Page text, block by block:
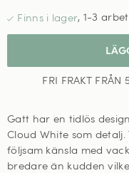
, 1-3
FRI FRAKT
Gatt har en tidlös
Cloud White som
följsam känsla med
bredare än kudden